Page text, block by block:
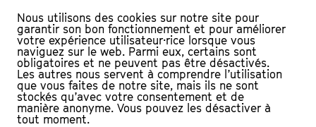
STAGES – SHIIINK !
2023
JEU 13.04.23
Nous utilisons des cookies sur notre site pour
garantir son bon fonctionnement et pour améliorer
votre expérience utilisateur·rice lorsque vous
naviguez sur le web. Parmi eux, certains sont
obligatoires et ne peuvent pas être désactivés.
Les autres nous servent à comprendre l’utilisation
que vous faites de notre site, mais ils ne sont
stockés qu’avec votre consentement et de
manière anonyme. Vous pouvez les désactiver à
tout moment.